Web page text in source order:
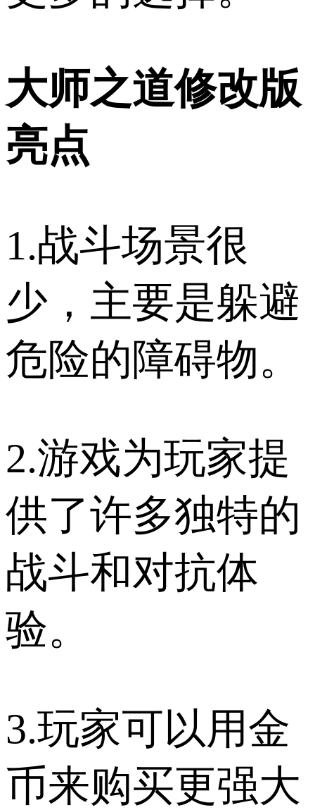
大师之道修改版
亮点
1.战斗场景很
少，主要是躲避
危险的障碍物。
2.游戏为玩家提
供了许多独特的
战斗和对抗体
验。
3.玩家可以用金
币来购买更强大